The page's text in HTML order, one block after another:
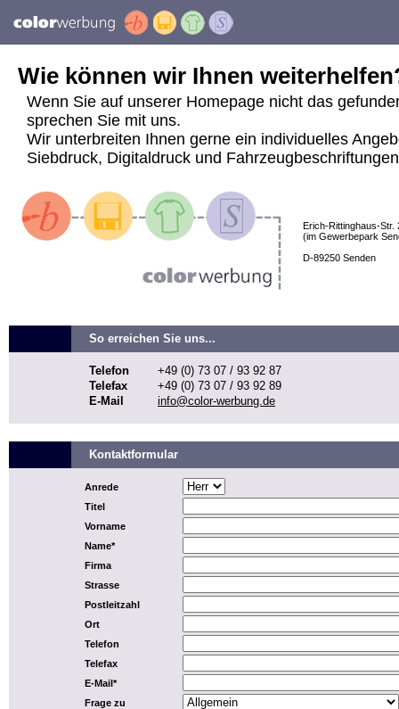
Wie können wir Ihnen
Wenn Sie auf unserer Homepage nicht das
sprechen Sie mit uns.
Wir unterbreiten Ihnen gerne ein individuelles
Siebdruck, Digitaldruck und
Erich-Rittinghaus-Str.
(im Gewerbepark
D-89250 Senden
So erreichen Sie uns...
Telefon
+49 (0) 73 07 / 93 92 87
Telefax
+49 (0) 73 07 / 93 92 89
E-Mail
info@color-werbung.de
Kontaktformular
Anrede
Titel
Vorname
Name*
Firma
Strasse
Postleitzahl
Ort
Telefon
Telefax
E-Mail*
Frage zu